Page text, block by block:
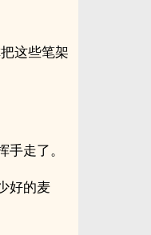
这些笔架
走了。
好的麦